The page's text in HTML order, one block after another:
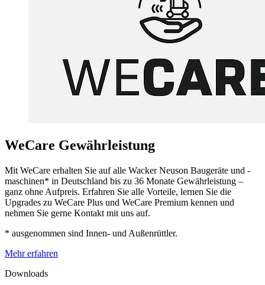
WeCare Gewährleistung
Mit WeCare erhalten Sie auf alle Wacker Neuson Baugeräte und -
maschinen* in Deutschland bis zu 36 Monate Gewährleistung –
ganz ohne Aufpreis. Erfahren Sie alle Vorteile, lernen Sie die
Upgrades zu WeCare Plus und WeCare Premium kennen und
nehmen Sie gerne Kontakt mit uns auf.
* ausgenommen sind Innen- und Außenrüttler.
Mehr erfahren
Downloads